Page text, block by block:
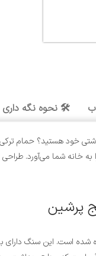
🛠️ نحوه نگه
خود هستید؟ حمام
شما می‌آورد. طراحی
پرشین
شده است. این سنگ